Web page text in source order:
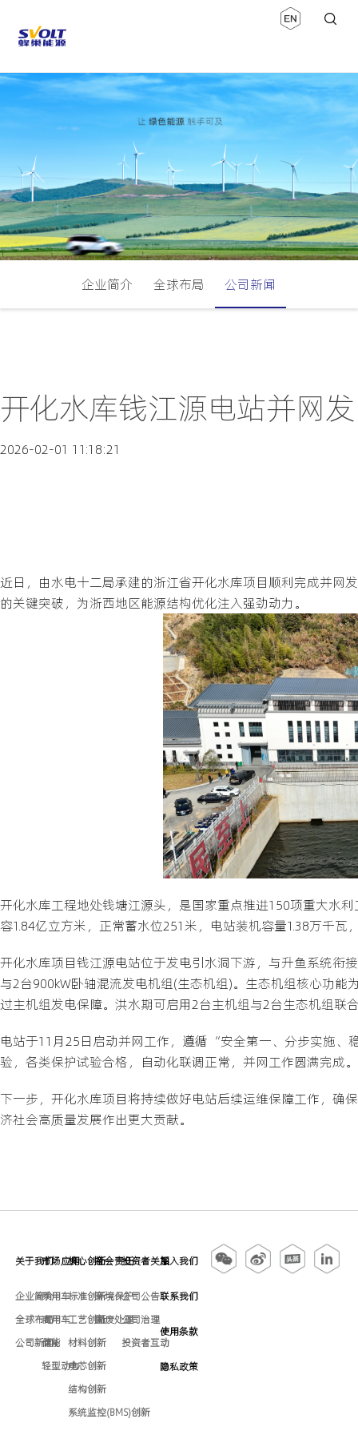
企业简介 全球布局 公司新闻
开化水库钱江源电站并网
2026-02-01 11:18:21
近日，由水电十二局承建的浙江省开化水库项目顺利完成并网
的关键突破，为浙西地区能源结构优化注入强劲动力。
开化水库工程地处钱塘江源头，是国家重点推进150项重大水
容1.84亿立方米，正常蓄水位251米，电站装机容量1.38万千
开化水库项目钱江源电站位于发电引水洞下游，与升鱼系统衔
与2台900kW卧轴混流发电机组(生态机组)。生态机组核心功
过主机组发电保障。洪水期可启用2台主机组与2台生态机组
电站于11月25日启动并网工作，遵循“安全第一、分步实施
验，各类保护试验合格，自动化联调正常，并网工作圆满完成。
下一步，开化水库项目将持续做好电站后续运维保障工作，确
济社会高质量发展作出更大贡献。
关于我们
企业简介
全球布局
公司新闻
市场应用
乘用车
商用车
储能
轻型动力
核心创新
标准创新
工艺创新
材料创新
电芯创新
结构创新
系统监控(BMS)创新
社会责任
环境保护
固废处理
投资者关系
公司公告
公司治理
投资者互动
加入我们
联系我们
使用条款
隐私政策